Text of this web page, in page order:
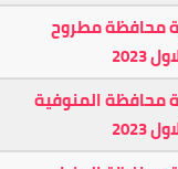
محافظة مطروح
محافظة المنوفية